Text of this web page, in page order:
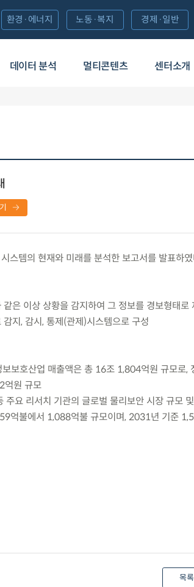
데이터 분석 멀티콘텐츠 센터소개
환경·에너지 노동·복지 경제·일반
스템의 현재와 미래를 분석한 보고서를 발표하
은 이상 상황을 감지하여 그 정보를 경보형태로
지, 감시, 통제(관제)시스템으로 구성
보호산업 매출액은 총 16조 1,804억원 규모로,
억원 규모
요 리서치 기관의 글로벌 물리보안 시장 규모
억불에서 1,088억불 규모이며, 2031년 기준
목